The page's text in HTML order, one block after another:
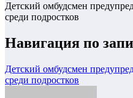
Детский омбудсмен
среди подростков
Навигация по
Детский омбудсмен
среди подростков